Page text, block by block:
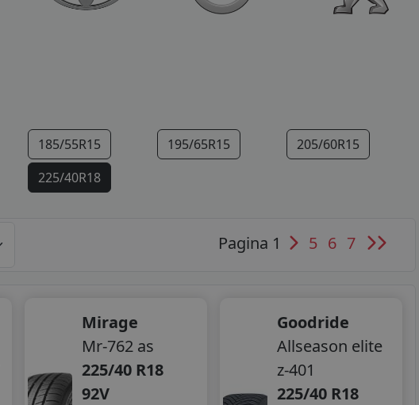
185/55R15 195/65R15
205/60R15
225/40R18
Pagina 1 5 6 7
Mirage
Mr-762 as
225/40 R18
92V
Goodride
Allseason elite
z-401
225/40 R18